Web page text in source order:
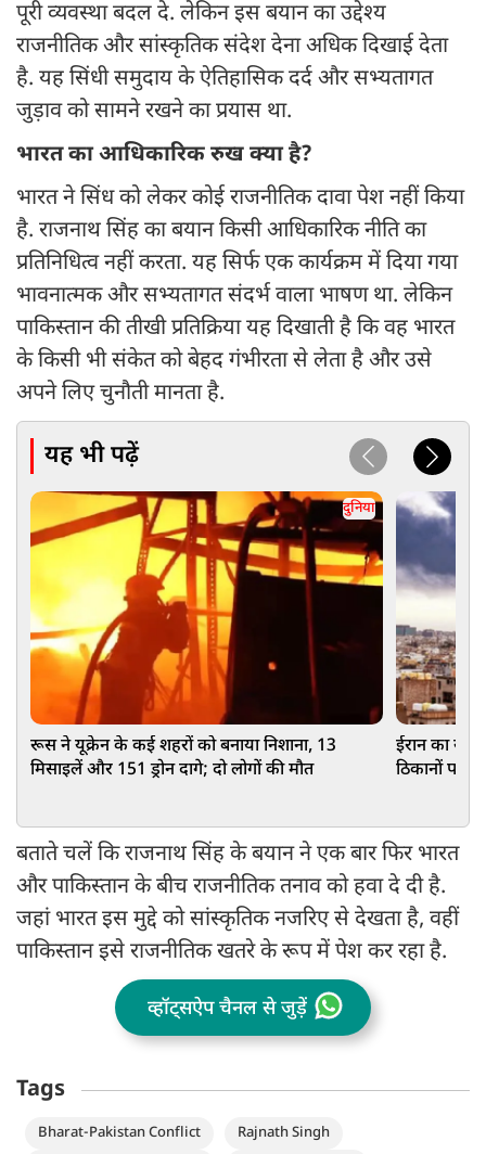
पूरी व्यवस्था बदल दे. लेकिन इस बयान का उद्देश्य
राजनीतिक और सांस्कृतिक संदेश देना अधिक दिखाई देता
है. यह सिंधी समुदाय के ऐतिहासिक दर्द और सभ्यतागत
जुड़ाव को सामने रखने का प्रयास था.
भारत का आधिकारिक रुख क्या है?
भारत ने सिंध को लेकर कोई राजनीतिक दावा पेश नहीं किया
है. राजनाथ सिंह का बयान किसी आधिकारिक नीति का
प्रतिनिधित्व नहीं करता. यह सिर्फ एक कार्यक्रम में दिया गया
भावनात्मक और सभ्यतागत संदर्भ वाला भाषण था. लेकिन
पाकिस्तान की तीखी प्रतिक्रिया यह दिखाती है कि वह भारत
के किसी भी संकेत को बेहद गंभीरता से लेता है और उसे
अपने लिए चुनौती मानता है.
यह भी पढ़ें
दुनिया
रूस ने यूक्रेन के कई शहरों को बनाया निशाना, 13
मिसाइलें और 151 ड्रोन दागे; दो लोगों की मौत
ईरान का
ठिकानों पर
बताते चलें कि राजनाथ सिंह के बयान ने एक बार फिर भारत
और पाकिस्तान के बीच राजनीतिक तनाव को हवा दे दी है.
जहां भारत इस मुद्दे को सांस्कृतिक नजरिए से देखता है, वहीं
पाकिस्तान इसे राजनीतिक खतरे के रूप में पेश कर रहा है.
व्हॉट्सऐप चैनल से जुड़ें
Tags
Bharat-Pakistan Conflict
Rajnath Singh